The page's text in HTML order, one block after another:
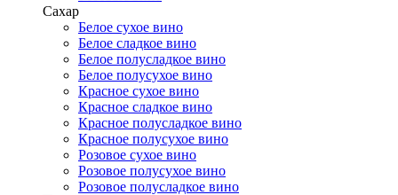
Сахар
Белое сухое вино
Белое сладкое вино
Белое полусладкое вино
Белое полусухое вино
Красное сухое вино
Красное сладкое вино
Красное полусладкое вино
Красное полусухое вино
Розовое сухое вино
Розовое полусухое вино
Розовое полусладкое вино